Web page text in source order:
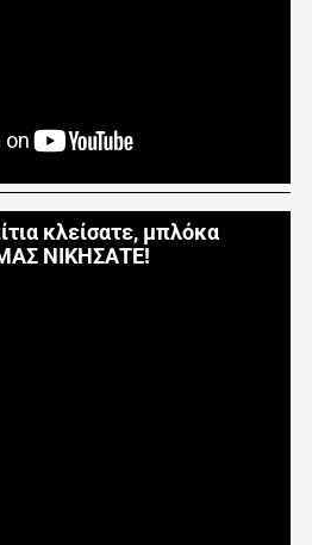
κλείσατε, μπλόκα
ΝΙΚΗΣΑΤΕ!